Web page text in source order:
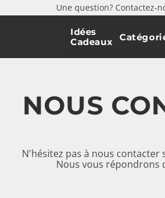
Une question? Contactez-
Idées
Cadeaux
NOUS
N'hésitez pas à nous contacter
Nous vous répondrons